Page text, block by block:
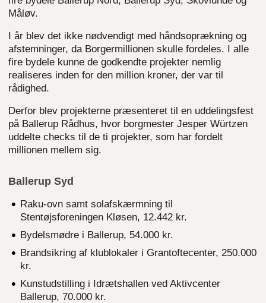
Måløv.
I år blev det ikke nødvendigt med håndsoprækning og
afstemninger, da Borgermillionen skulle fordeles. I alle
fire bydele kunne de godkendte projekter nemlig
realiseres inden for den million kroner, der var til
rådighed.
Derfor blev projekterne præsenteret til en uddelingsfest
på Ballerup Rådhus, hvor borgmester Jesper Würtzen
uddelte checks til de ti projekter, som har fordelt
millionen mellem sig.
Ballerup Syd
Raku-ovn samt solafskærmning til
Stentøjsforeningen Kløsen, 12.442 kr.
Bydelsmødre i Ballerup, 54.000 kr.
Brandsikring af klublokaler i Grantoftecenter, 250.000
kr.
Kunstudstilling i Idrætshallen ved Aktivcenter
Ballerup, 70.000 kr.